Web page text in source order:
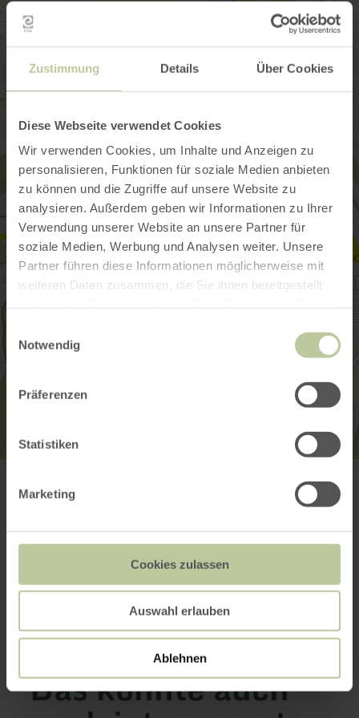
Zustimmung Details Über Cookies
Diese Webseite verwendet Cookies
Wir verwenden Cookies, um Inhalte und Anzeigen zu
personalisieren, Funktionen für soziale Medien anbieten
zu können und die Zugriffe auf unsere Website zu
analysieren. Außerdem geben wir Informationen zu Ihrer
Verwendung unserer Website an unsere Partner für
soziale Medien, Werbung und Analysen weiter. Unsere
Partner führen diese Informationen möglicherweise mit
weiteren Daten zusammen, die Sie ihnen bereitgestellt
Notwendig
Präferenzen
Statistiken
Marketing
Cookies zulassen
Auswahl erlauben
Ablehnen
54550 Daun
E-Mail
in Karte anzeigen
Das könnte auch